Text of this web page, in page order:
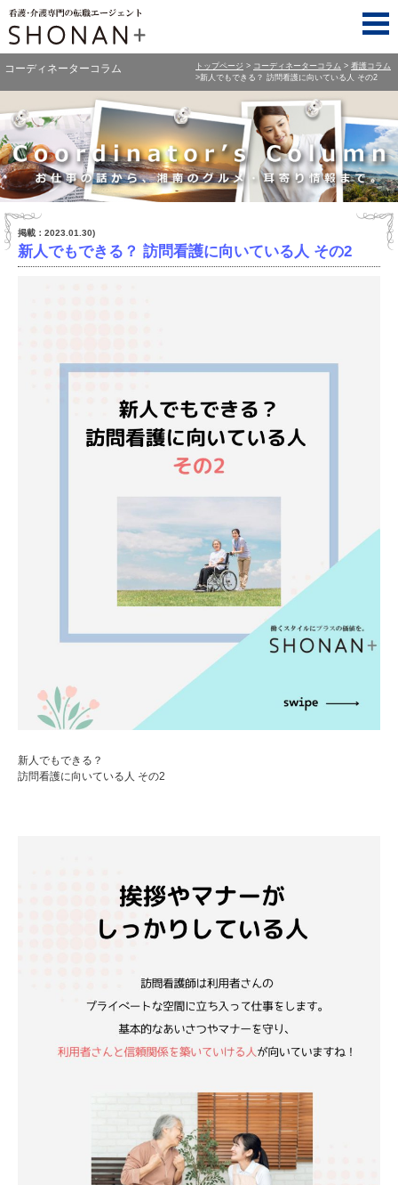
コーディネーターコラム トップページ コーディネーターコラム
看護コラム
新人でもできる？ 訪問看護に向いている人 その2
Coordinator's Column お仕事の話から、湘南のグルメ・耳寄り情報まで。
掲載：2023.01.30)
新人でもできる？ 訪問看護に向いている人 その2
新人でもできる？
訪問看護に向いている人 その2